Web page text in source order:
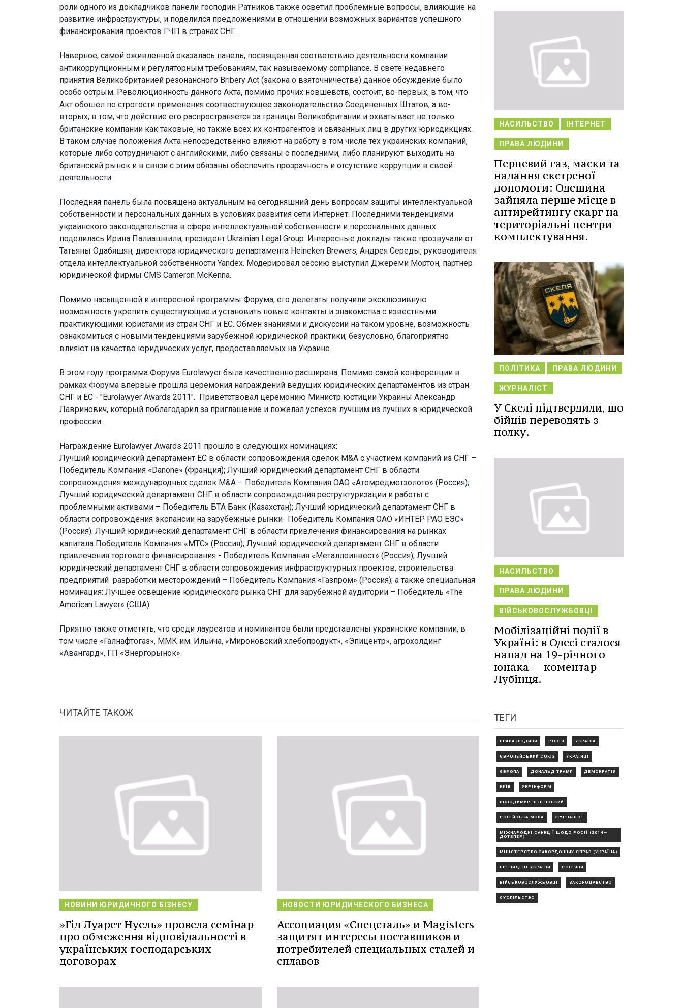
роли одного из докладчиков панели господин Ратников также осветил проблемные вопросы, влияющие на
развитие инфраструктуры, и поделился предложениями в отношении возможных вариантов успешного
финансирования проектов ГЧП в странах СНГ.
Наверное, самой оживленной оказалась панель, посвященная соответствию деятельности компании
антикоррупционным и регуляторным требованиям, так называемому compliance. В свете недавнего
принятия Великобританией резонансного Bribery Act (закона о взяточничестве) данное обсуждение было
особо острым. Революционность данного Акта, помимо прочих новшевств, состоит, во-первых, в том, что
Акт обошел по строгости применения соотвествующее законодательство Соединенных Штатов, а во-
вторых, в том, что действие его распространяется за границы Великобритании и охватывает не только
британские компании как таковые, но также всех их контрагентов и связанных лиц в других юрисдикциях.
В таком случае положения Акта непосредственно влияют на работу в том числе тех украинских компаний,
которые либо сотрудничают с английскими, либо связаны с последними, либо планируют выходить на
британский рынок и в связи с этим обязаны обеспечить прозрачность и отсутствие коррупции в своей
деятельности.
Последняя панель была посвящена актуальным на сегодняшний день вопросам защиты интеллектуальной
собственности и персональных данных в условиях развития сети Интернет. Последними тенденциями
украинского законодательства в сфере интеллектуальной собственности и персональных данных
поделилась Ирина Палиашвили, президент Ukrainian Legal Group. Интересные доклады также прозвучали от
Татьяны Одабяшян, директора юридического департамента Heineken Brewers, Андрея Середы, руководителя
отдела интеллектуальной собственности Yandex. Модерировал сессию выступил Джереми Мортон, партнер
юридической фирмы CMS Cameron McKenna.
Помимо насыщенной и интересной программы Форума, его делегаты получили эксклюзивную
возможность укрепить существующие и установить новые контакты и знакомства с известными
практикующими юристами из стран СНГ и ЕС. Обмен знаниями и дискуссии на таком уровне, возможность
ознакомиться с новыми тенденциями зарубежной юридической практики, безусловно, благоприятно
влияют на качество юридических услуг, предоставляемых на Украине.
В этом году программа Форума Eurolawyer была качественно расширена. Помимо самой конференции в
рамках Форума впервые прошла церемония награждений ведущих юридических департаментов из стран
СНГ и ЕС - "Eurolawyer Awards 2011". Приветствовал церемонию Министр юстиции Украины Александр
Лавринович, который поблагодарил за приглашение и пожелал успехов лучшим из лучших в юридической
профессии.
Награждение Eurolawyer Awards 2011 прошло в следующих номинациях:
Лучший юридический департамент ЕС в области сопровождения сделок M&A с участием компаний из СНГ –
Победитель Компания «Danone» (Франция); Лучший юридический департамент СНГ в области
сопровождения международных сделок M&A – Победитель Компания ОАО «Атомредметзолото» (Россия);
Лучший юридический департамент СНГ в области сопровождения реструктуризации и работы с
проблемными активами – Победитель БТА Банк (Казахстан); Лучший юридический департамент СНГ в
области сопровождения экспансии на зарубежные рынки- Победитель Компания ОАО «ИНТЕР РАО ЕЭС»
(Россия). Лучший юридический департамент СНГ в области привлечения финансирования на рынках
капитала Победитель Компания «МТС» (Россия); Лучший юридический департамент СНГ в области
привлечения торгового финансирования - Победитель Компания «Металлоинвест» (Россия); Лучший
юридический департамент СНГ в области сопровождения инфраструктурных проектов, строительства
предприятий разработки месторождений – Победитель Компания «Газпром» (Россия); а также специальная
номинация: Лучшее освещение юридического рынка СНГ для зарубежной аудитории – Победитель «The
American Lawyer» (США).
Приятно также отметить, что среди лауреатов и номинантов были представлены украинские компании, в
том числе «Галнафтогаз», ММК им. Ильича, «Мироновский хлебопродукт», «Эпицентр», агрохолдинг
«Авангард», ГП «Энергорынок».
ЧИТАЙТЕ ТАКОЖ
НОВИНИ ЮРИДИЧНОГО БІЗНЕСУ
»Гід Луарет Нуель» провела семінар
про обмеження відповідальності в
українських господарських
договорах
НОВОСТИ ЮРИДИЧЕСКОГО БИЗНЕСА
Ассоциация «Спецсталь» и Magisters
защитят интересы поставщиков и
потребителей специальных сталей и
сплавов
НАСИЛЬСТВО ІНТЕРНЕТ
ПРАВА ЛЮДИНИ
Перцевий газ, маски та
надання екстреної
допомоги: Одещина
зайняла перше місце в
антирейтингу скарг на
територіальні центри
комплектування.
ПОЛІТИКА ПРАВА ЛЮДИНИ
ЖУРНАЛІСТ
У Скелі підтвердили, що
бійців переводять з
полку.
НАСИЛЬСТВО
ПРАВА ЛЮДИНИ
ВІЙСЬКОВОСЛУЖБОВЦІ
Мобілізаційні події в
Україні: в Одесі сталося
напад на 19-річного
юнака — коментар
Лубінця.
ТЕГИ
ПРАВА ЛЮДИНИ РОСІЯ УКРАЇНА
ЄВРОПЕЙСЬКИЙ СОЮЗ УКРАЇНЦІ
ЄВРОПА ДОНАЛЬД ТРАМП ДЕМОКРАТІЯ
КИЇВ УКРІНФОРМ
ВОЛОДИМИР ЗЕЛЕНСЬКИЙ
РОСІЙСЬКА МОВА ЖУРНАЛІСТ
МІЖНАРОДНІ САНКЦІЇ ЩОДО РОСІЇ (2014—
ДОТЕПЕР)
МІНІСТЕРСТВО ЗАКОРДОННИХ СПРАВ (УКРАЇНА)
ПРЕЗИДЕНТ УКРАЇНИ РОСІЯНИ
ВІЙСЬКОВОСЛУЖБОВЦІ ЗАКОНОДАВСТВО
СУСПІЛЬСТВО